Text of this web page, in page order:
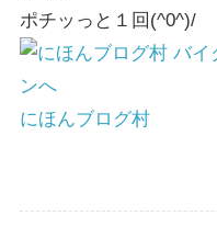
ポチッっと１回(^0^)/
にほんブログ村